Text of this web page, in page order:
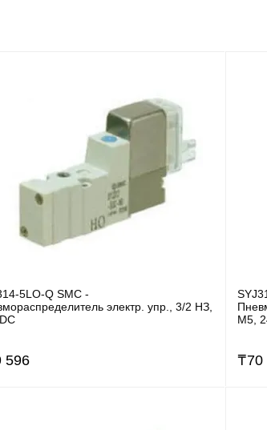
5LO-Q SMC -
электр. упр., 3/2 НЗ,
596
M5,
₸70